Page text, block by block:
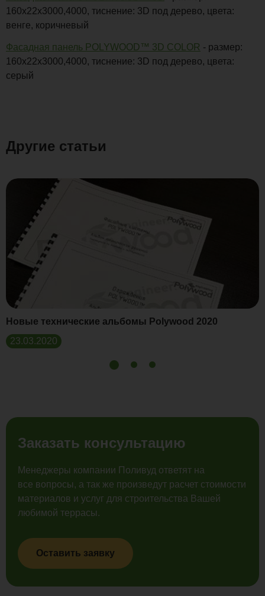
160х22х3000,4000, тиснение: 3D под дерево, цвета:
венге, коричневый
Фасадная панель POLYWOOD™ 3D COLOR - размер:
160х22х3000,4000, тиснение: 3D под дерево, цвета:
серый
Другие статьи
Новые технические альбомы Polywood 2020
23.03.2020
Заказать консультацию
Менеджеры компании Поливуд ответят на
все вопросы, а так же произведут расчет стоимости
материалов и услуг для строительства Вашей
любимой террасы.
Оставить заявку